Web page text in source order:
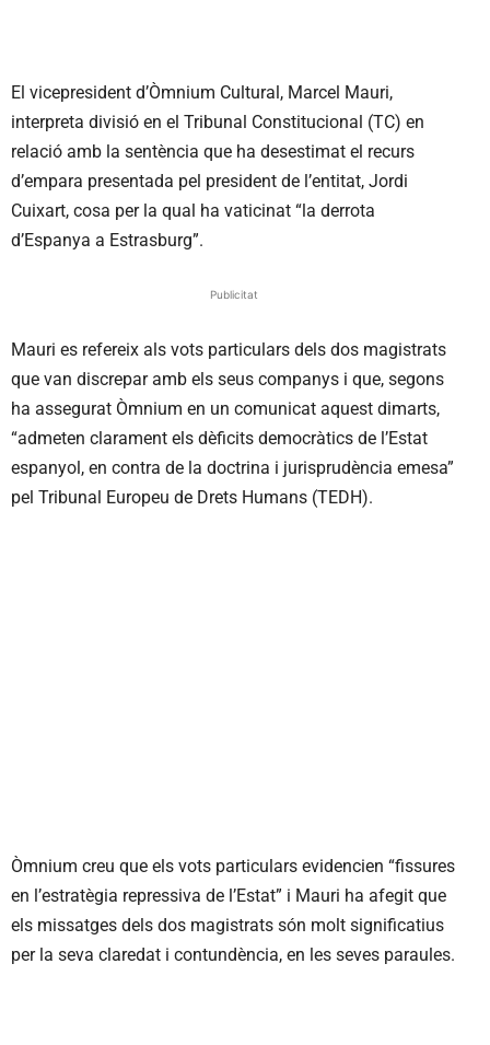
El vicepresident d’Òmnium Cultural, Marcel Mauri,
interpreta divisió en el Tribunal Constitucional (TC) en
relació amb la sentència que ha desestimat el recurs
d’empara presentada pel president de l’entitat, Jordi
Cuixart, cosa per la qual ha vaticinat “la derrota
d’Espanya a Estrasburg”.
Publicitat
Mauri es refereix als vots particulars dels dos magistrats
que van discrepar amb els seus companys i que, segons
ha assegurat Òmnium en un comunicat aquest dimarts,
“admeten clarament els dèficits democràtics de l’Estat
espanyol, en contra de la doctrina i jurisprudència emesa”
pel Tribunal Europeu de Drets Humans (TEDH).
Òmnium creu que els vots particulars evidencien “fissures
en l’estratègia repressiva de l’Estat” i Mauri ha afegit que
els missatges dels dos magistrats són molt significatius
per la seva claredat i contundència, en les seves paraules.